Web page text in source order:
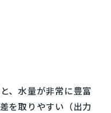
、水量が非常に豊富
を取りやすい（出力